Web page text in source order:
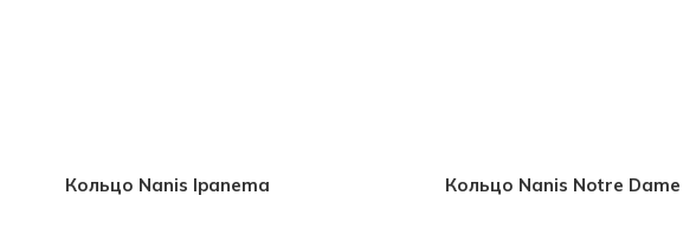
Кольцо Nanis Ipanema Кольцо Nanis Notre Dame